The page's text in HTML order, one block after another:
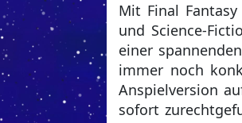
Mit Final
und Science-
einer
immer noch
Anspielversion
sofort